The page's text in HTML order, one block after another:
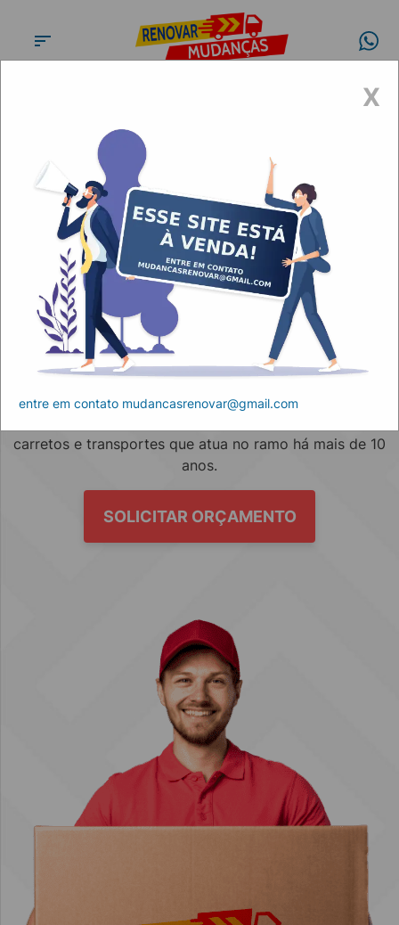
Conheça a
Renovar
Mudanças
carretos e transportes que atua no ramo há mais de 10
anos.
SOLICITAR ORÇAMENTO
X
entre em contato mudancasrenovar@gmail.com